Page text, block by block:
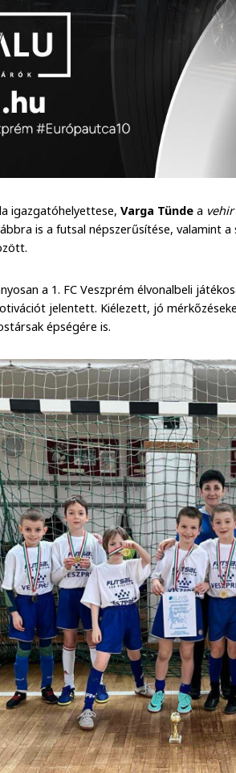
igazgatóhelyettese,Varga Tünde a
is a futsal népszerűsítése, valamint
a 1. FC Veszprém élvonalbeli
jelentett. Kiélezett, jó
épségére is.